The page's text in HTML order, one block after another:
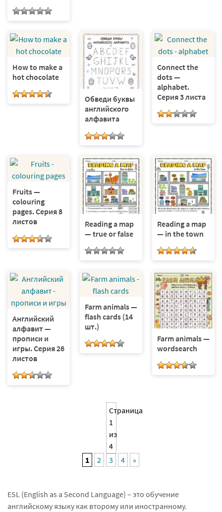
How to make a
hot chocolate
Обведи буквы
английского
алфавита
Connect the
dots —
alphabet.
Серия 3 листа
Fruits —
colouring
pages. Серия 8
листов
Reading a map
— true or false
Reading a map
— in the town
Английский
алфавит —
прописи и
игры. Серия 26
листов
Farm animals —
flash cards (14
шт.)
Farm animals —
wordsearch
Страница
1
из
4
1
2 3 4 »
ESL (English as a Second Language) – это обучение
английскому языку как второму или иностранному.